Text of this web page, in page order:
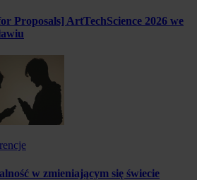
Proposals] ArtTechScience 2026 we
w zmieniającym się świecie